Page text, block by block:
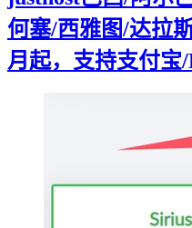
何塞/西雅图/达拉
月起，支持支付宝/